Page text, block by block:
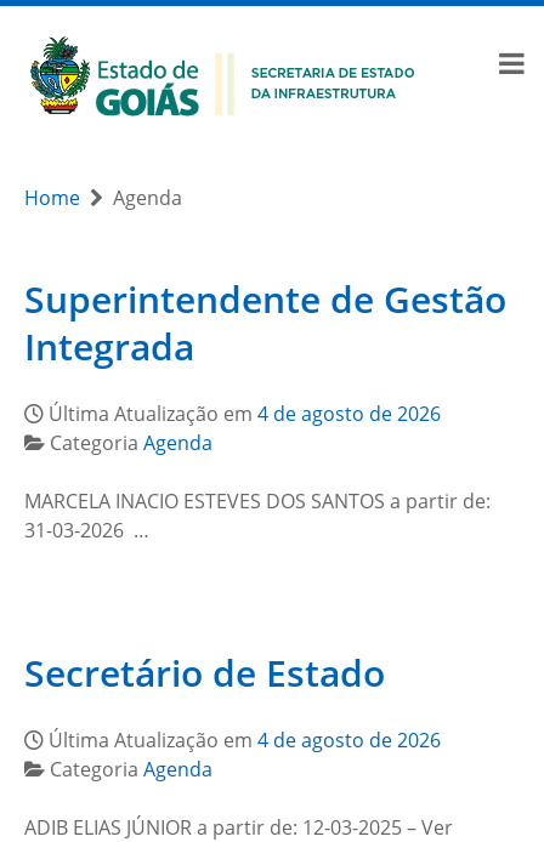
Home Agenda
Superintendente de Gestão
Integrada
Última Atualização em 4 de agosto de 2026
Categoria Agenda
MARCELA INACIO ESTEVES DOS SANTOS a partir de:
31-03-2026 …
Secretário de Estado
Última Atualização em 4 de agosto de 2026
Categoria Agenda
ADIB ELIAS JÚNIOR a partir de: 12-03-2025 – Ver